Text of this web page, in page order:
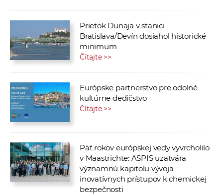
Prietok Dunaja v stanici
Bratislava/Devín dosiahol historické
minimum
Čítajte >>
Európske partnerstvo pre odolné
kultúrne dedičstvo
Čítajte >>
Päť rokov európskej vedy vyvrcholilo
v Maastrichte: ASPIS uzatvára
významnú kapitolu vývoja
inovatívnych prístupov k chemickej
bezpečnosti